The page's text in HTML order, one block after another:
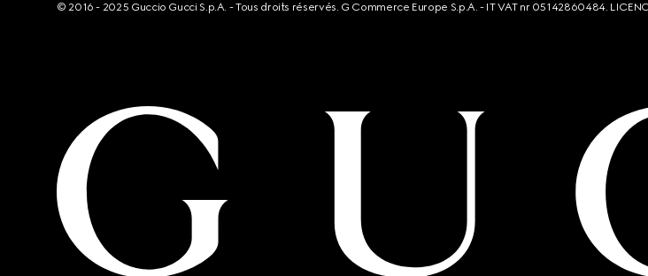
© 2016 - 2025 Guccio Gucci S.p.A. - Tous droits réservés. G Commerce Europe S.p.A. - IT VAT nr 05142860484.